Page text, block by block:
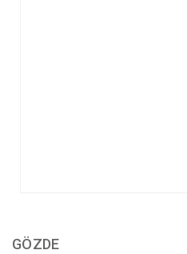
GÖZDE